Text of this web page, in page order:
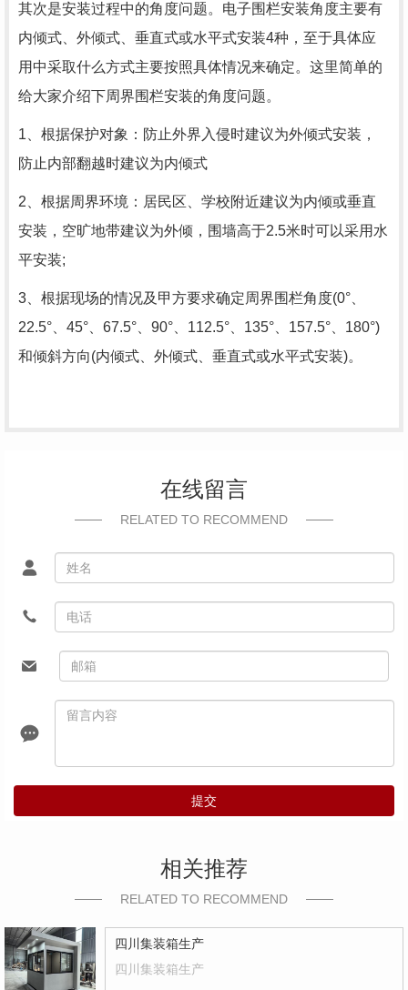
其次是安装过程中的角度问题。电子围栏安装角度主要有
内倾式、外倾式、垂直式或水平式安装4种，至于具体应
用中采取什么方式主要按照具体情况来确定。这里简单的
给大家介绍下周界围栏安装的角度问题。
1、根据保护对象：防止外界入侵时建议为外倾式安装，
防止内部翻越时建议为内倾式
2、根据周界环境：居民区、学校附近建议为内倾或垂直
安装，空旷地带建议为外倾，围墙高于2.5米时可以采用水
平安装;
3、根据现场的情况及甲方要求确定周界围栏角度(0°、
22.5°、45°、67.5°、90°、112.5°、135°、157.5°、180°)
和倾斜方向(内倾式、外倾式、垂直式或水平式安装)。
在线留言
RELATED TO RECOMMEND
提交
相关推荐
RELATED TO RECOMMEND
四川集装箱生产
四川集装箱生产